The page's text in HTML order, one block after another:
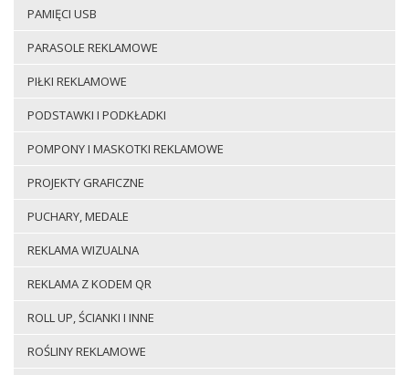
PAMIĘCI USB
PARASOLE REKLAMOWE
PIŁKI REKLAMOWE
PODSTAWKI I PODKŁADKI
POMPONY I MASKOTKI REKLAMOWE
PROJEKTY GRAFICZNE
PUCHARY, MEDALE
REKLAMA WIZUALNA
REKLAMA Z KODEM QR
ROLL UP, ŚCIANKI I INNE
ROŚLINY REKLAMOWE